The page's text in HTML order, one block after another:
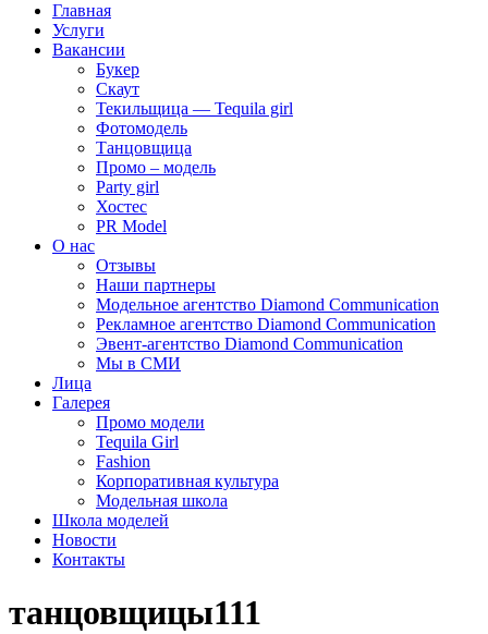
Главная
Услуги
Вакансии
Букер
Скаут
Текильщица — Tequila girl
Фотомодель
Танцовщица
Промо – модель
Party girl
Хостес
PR Model
О нас
Отзывы
Наши партнеры
Модельное агентство Diamond Communication
Рекламное агентство Diamond Communication
Эвент-агентство Diamond Communication
Мы в СМИ
Лица
Галерея
Промо модели
Tequila Girl
Fashion
Корпоративная культура
Модельная школа
Школа моделей
Новости
Контакты
танцовщицы111